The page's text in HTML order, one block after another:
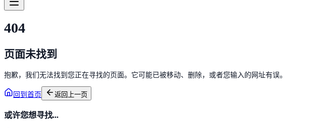
404
页面未找到
抱歉，我们无法找到您正在寻找的页面。它可能已被移动、删除，或者您输入的网址有误。
回到首页 返回上一页
或许您想寻找...